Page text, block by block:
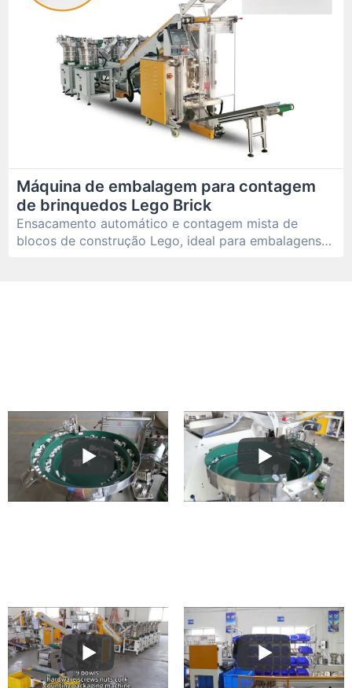
Máquina de embalagem para contagem
de brinquedos Lego Brick
Ensacamento automático e contagem mista de
blocos de construção Lego, ideal para embalagens